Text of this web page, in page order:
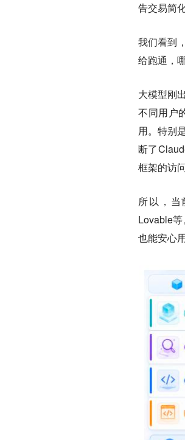
告交易简
我们看到
给跑通，
大模型刚
不同用户
用。特别
断了
框架的访
所以，当
Lovable
也能安心